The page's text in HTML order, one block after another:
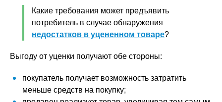
Какие требования может предъявить
потребитель в случае обнаружения
недостатков в уцененном товаре?
Выгоду от уценки получают обе стороны:
покупатель получает возможность затратить
меньше средств на покупку;